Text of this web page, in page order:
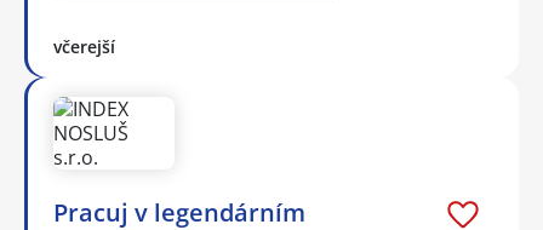
včerejší
Pracuj v legendárním